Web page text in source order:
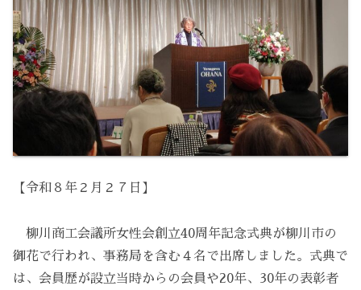
【令和８年２月２７日】
柳川商工会議所女性会創立40周年記念式典が柳川市の
御花で行われ、事務局を含む４名で出席しました。式典で
は、会員歴が設立当時からの会員や20年、30年の表彰者